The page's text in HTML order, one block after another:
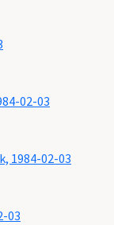
02-03
1984-02-03
03